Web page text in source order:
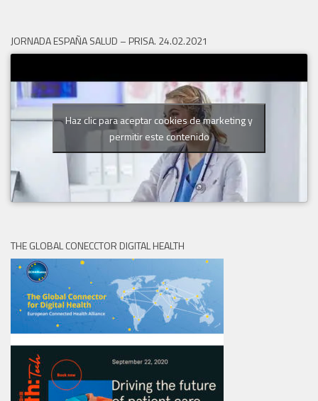
JORNADA ESPAÑA SALUD – PRISA. 24.02.2021
Haz clic para aceptar cookies de marketing y
permitir este contenido
THE GLOBAL CONECCTOR DIGITAL HEALTH